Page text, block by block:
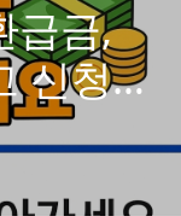
급금,
신청